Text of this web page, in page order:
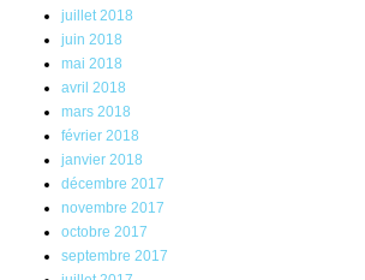
juillet 2018
juin 2018
mai 2018
avril 2018
mars 2018
février 2018
janvier 2018
décembre 2017
novembre 2017
octobre 2017
septembre 2017